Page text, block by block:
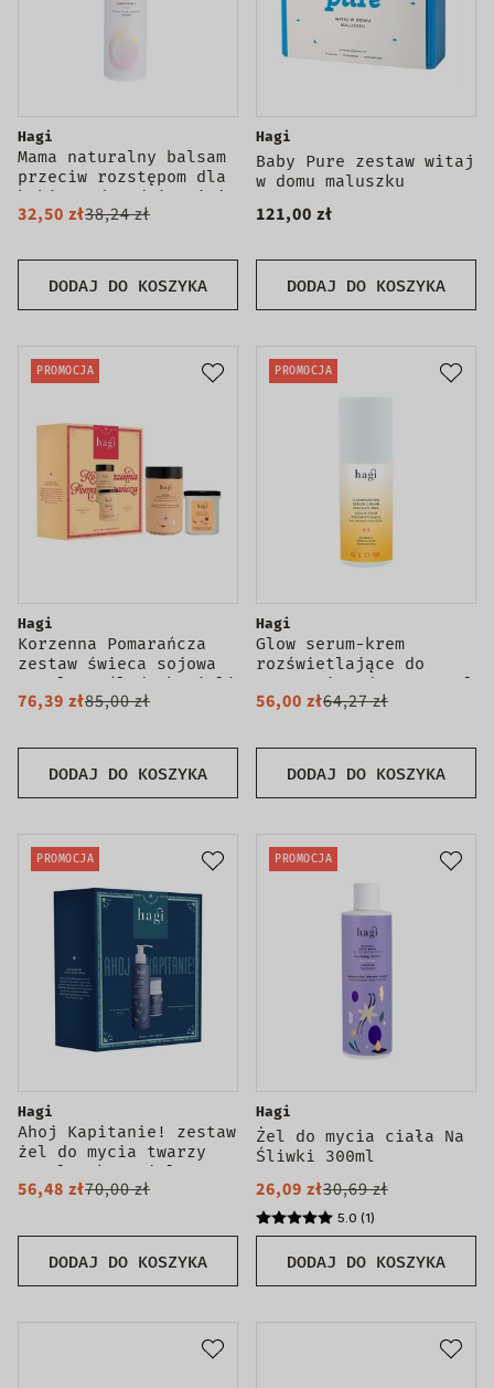
DODAJ DO KOSZYKA
Hagi
Mama naturalny balsam
przeciw rozstępom dla
kobiet od 1 dnia ciąży
i po porodzie 200ml
32,50 zł38,24 zł
DODAJ DO KOSZYKA
Hagi
Baby Pure zestaw witaj
w domu maluszku
121,00 zł
PROMOCJA
DODAJ DO KOSZYKA
Hagi
Korzenna Pomarańcza
zestaw świeca sojowa
215ml + sól do kąpieli
ciała 480g
76,39 zł85,00 zł
PROMOCJA
DODAJ DO KOSZYKA
Hagi
Glow serum-krem
rozświetlające do
twarzy i pod oczy 30ml
56,00 zł64,27 zł
PROMOCJA
DODAJ DO KOSZYKA
Hagi
Ahoj Kapitanie! zestaw
żel do mycia twarzy
200ml + krem-żel
nawilżający do twarzy
56,48 zł70,00 zł
PROMOCJA
DODAJ DO KOSZYKA
Hagi
Żel do mycia ciała Na
Śliwki 300ml
26,09 zł30,69 zł
5.0 (1)